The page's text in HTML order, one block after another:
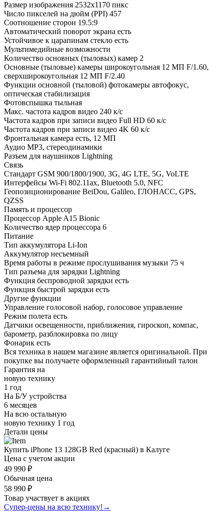
Размер изображения 2532x1170 пикс
Число пикселей на дюйм (PPI) 457
Соотношение сторон 19.5:9
Автоматический поворот экрана есть
Устойчивое к царапинам стекло есть
Мультимедийные возможности
Количество основных (тыловых) камер 2
Основные (тыловые) камеры широкоугольная 12 МП F/1.60,
сверхширокоугольная 12 МП F/2.40
Функции основной (тыловой) фотокамеры автофокус,
оптическая стабилизация
Фотовспышка тыльная
Макс. частота кадров видео 240 к/с
Частота кадров при записи видео Full HD 60 к/c
Частота кадров при записи видео 4K 60 к/c
Фронтальная камера есть, 12 МП
Аудио MP3, стереодинамики
Разъем для наушников Lightning
Связь
Стандарт GSM 900/1800/1900, 3G, 4G LTE, 5G, VoLTE
Интерфейсы Wi-Fi 802.11ax, Bluetooth 5.0, NFC
Геопозиционирование BeiDou, Galileo, ГЛОНАСС, GPS,
QZSS
Память и процессор
Процессор Apple A15 Bionic
Количество ядер процессора 6
Питание
Тип аккумулятора Li-Ion
Аккумулятор несъемный
Время работы в режиме прослушивания музыки 75 ч
Тип разъема для зарядки Lightning
Функция беспроводной зарядки есть
Функция быстрой зарядки есть
Другие функции
Управление голосовой набор, голосовое управление
Режим полета есть
Датчики освещенности, приближения, гироскоп, компас,
барометр, разблокировка по лицу
Фонарик есть
Вся техника в нашем магазине является оригинальной. При
покупке вы получаете оформленный гарантийный талон
Гарантия на
новую технику
1 год
На Б/У устройства
6 месяцев
На всю остальную
новую технику 1 год
Детали цены
Купить iPhone 13 128GB Red (красный) в Калуге
Цена с учетом акции
49 990 ₽
Обычная цена
58 990 ₽
Товар участвует в акциях
Супер-цены на всю технику! →